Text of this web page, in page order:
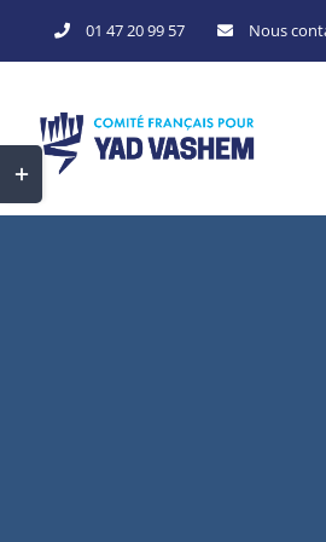
to
01 47 20 99 57 Nous
Toggle
Sliding